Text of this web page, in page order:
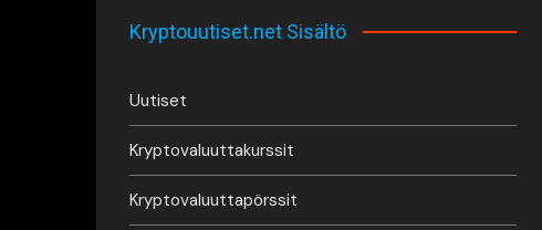
Kryptouutiset.net Sisältö
Uutiset
Kryptovaluuttakurssit
Kryptovaluuttapörssit